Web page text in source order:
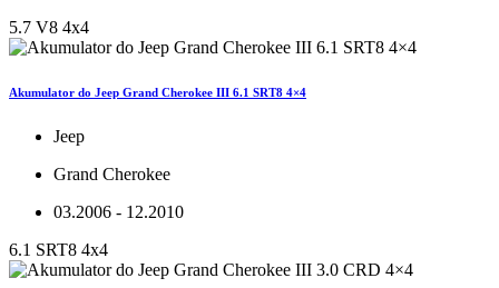
5.7 V8 4x4
Akumulator do Jeep Grand Cherokee III 6.1 SRT8 4×4
Jeep
Grand Cherokee
03.2006 - 12.2010
6.1 SRT8 4x4